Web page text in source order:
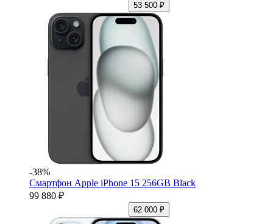
53 500 ₽
-38%
Смартфон Apple iPhone 15 256GB Black
99 880 ₽
62 000 ₽